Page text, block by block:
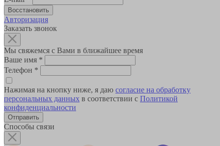
Авторизация
Заказать звонок
Мы свяжемся с Вами в ближайшее время
Ваше имя *
Телефон *
Нажимая на кнопку ниже, я даю согласие на обработку
персональных данных в соответствии с Политикой
конфиденциальности
Способы связи